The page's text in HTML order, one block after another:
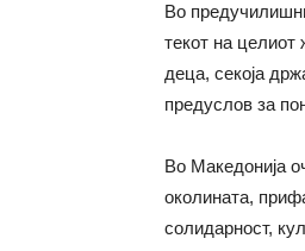
Во
текот на целиот
деца, секоја
предуслов за
Во Македонија
околината,
солидарност,